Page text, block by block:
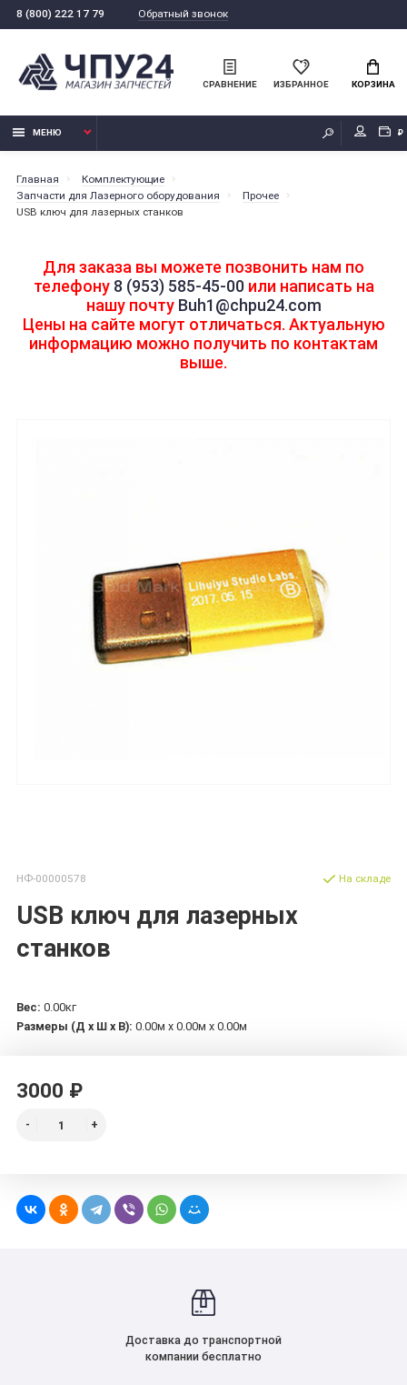
8 (800) 222 17 79 Обратный звонок
СРАВНЕНИЕ ИЗБРАННОЕ КОРЗИНА
МЕНЮ ₽
Главная
Комплектующие
Запчасти для Лазерного оборудования
Прочее
USB ключ для лазерных станков
Для заказа вы можете позвонить нам по
телефону 8 (953) 585-45-00или написать на
нашу почту Buh1@chpu24.com
Цены на сайте могут отличаться. Актуальную
информацию можно получить по контактам
выше.
НФ-00000578
USB ключ для лазерных
станков
На складе
Вес: 0.00кг
Размеры (Д х Ш х В): 0.00м x 0.00м x 0.00м
3000 ₽
Доставка до транспортной
компании бесплатно